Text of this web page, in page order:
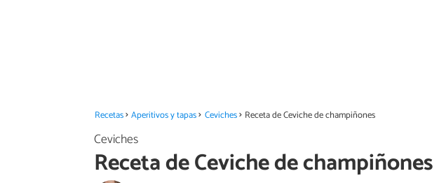
Recetas Aperitivos y tapas Ceviches Receta de Ceviche de champiñones
Ceviches
Receta de Ceviche de champiñones